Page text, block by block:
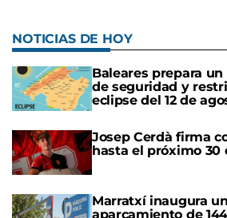
NOTICIAS DE HOY
Baleares prepara
de seguridad y
eclipse del 12 de
Josep Cerdà firma
hasta el próximo 30
Marratxí inaugura
aparcamiento de